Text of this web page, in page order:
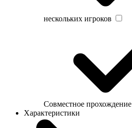
нескольких игроков
Совместное прохождение
Характеристики